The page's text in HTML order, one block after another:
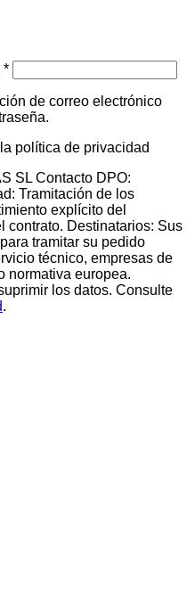
*Obligatorio
de correo electrónico
política de privacidad
SL Contacto DPO:
Tramitación de los
explícito del
contrato. Destinatarios: Sus
tramitar su pedido
técnico, empresas de
normativa europea.
los datos. Consulte
.